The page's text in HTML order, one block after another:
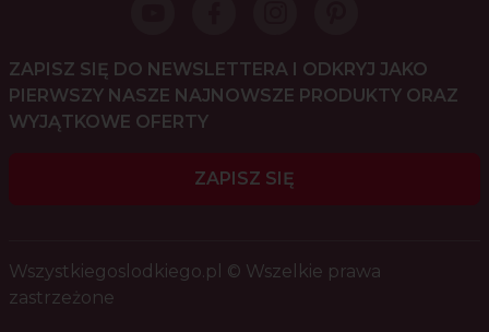
ZAPISZ SIĘ DO NEWSLETTERA I ODKRYJ JAKO
PIERWSZY NASZE NAJNOWSZE PRODUKTY ORAZ
WYJĄTKOWE OFERTY
ZAPISZ SIĘ
Wszystkiegoslodkiego.pl © Wszelkie prawa
zastrzeżone